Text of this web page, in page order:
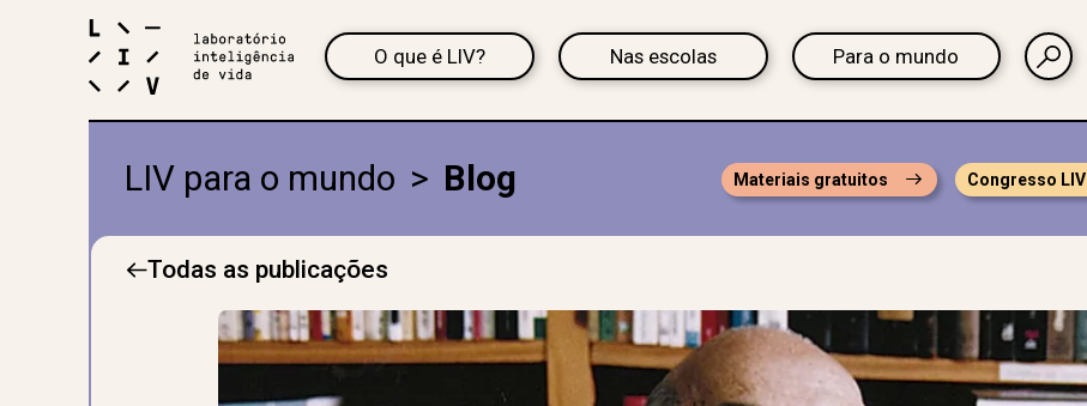
O que é LIV? Nas escolas Para o mundo
LIV para o mundo > Blog Materiais gratuitos Congresso LIV
Todas as publicações